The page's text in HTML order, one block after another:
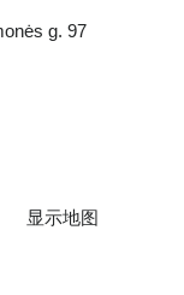
g. 97
显示地图